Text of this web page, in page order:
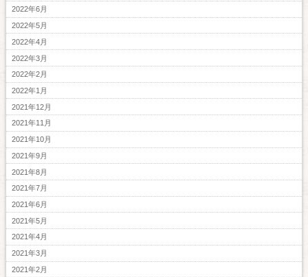
2022年6月
2022年5月
2022年4月
2022年3月
2022年2月
2022年1月
2021年12月
2021年11月
2021年10月
2021年9月
2021年8月
2021年7月
2021年6月
2021年5月
2021年4月
2021年3月
2021年2月